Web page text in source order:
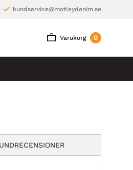
kundservice@motleydenim.se
Varukorg 0